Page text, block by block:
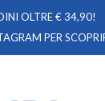
OLTRE € 34,90!
PER